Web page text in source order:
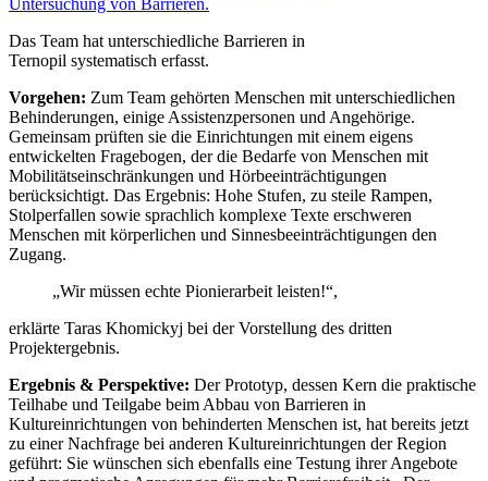
Das Team hat unterschiedliche Barrieren in
Ternopil systematisch erfasst.
Vorgehen: Zum Team gehörten Menschen mit unterschiedlichen
Behinderungen, einige Assistenzpersonen und Angehörige.
Gemeinsam prüften sie die Einrichtungen mit einem eigens
entwickelten Fragebogen, der die Bedarfe von Menschen mit
Mobilitätseinschränkungen und Hörbeeinträchtigungen
berücksichtigt. Das Ergebnis: Hohe Stufen, zu steile Rampen,
Stolperfallen sowie sprachlich komplexe Texte erschweren
Menschen mit körperlichen und Sinnesbeeinträchtigungen den
Zugang.
„Wir müssen echte Pionierarbeit leisten!“,
erklärte Taras Khomickyj bei der Vorstellung des dritten
Projektergebnis.
Ergebnis & Perspektive: Der Prototyp, dessen Kern die praktische
Teilhabe und Teilgabe beim Abbau von Barrieren in
Kultureinrichtungen von behinderten Menschen ist, hat bereits jetzt
zu einer Nachfrage bei anderen Kultureinrichtungen der Region
geführt: Sie wünschen sich ebenfalls eine Testung ihrer Angebote